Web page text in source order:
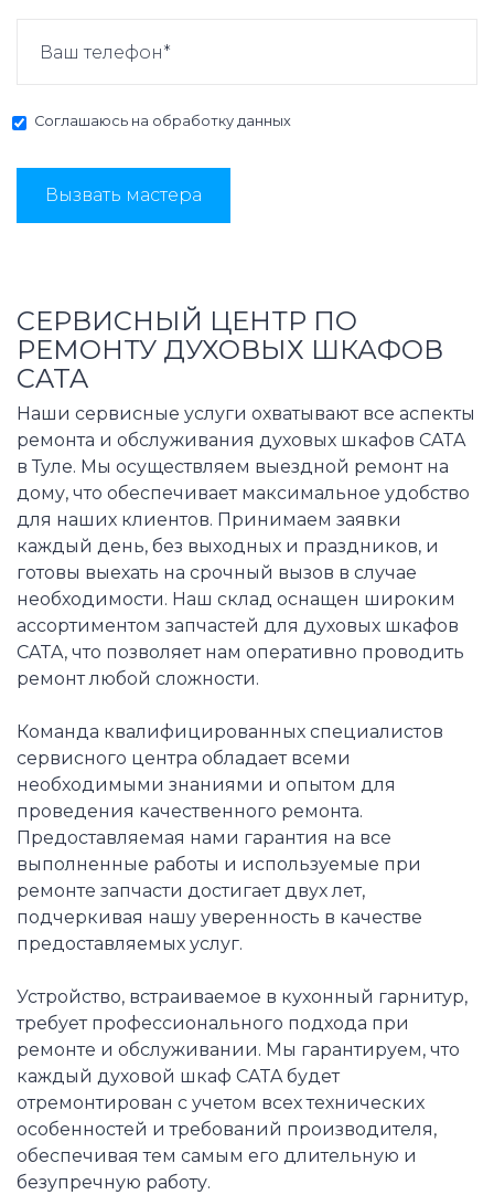
Соглашаюсь на обработку данных
Вызвать мастера
СЕРВИСНЫЙ ЦЕНТР ПО
РЕМОНТУ ДУХОВЫХ ШКАФОВ
CATA
Наши сервисные услуги охватывают все аспекты
ремонта и обслуживания духовых шкафов CATA
в Туле. Мы осуществляем выездной ремонт на
дому, что обеспечивает максимальное удобство
для наших клиентов. Принимаем заявки
каждый день, без выходных и праздников, и
готовы выехать на срочный вызов в случае
необходимости. Наш склад оснащен широким
ассортиментом запчастей для духовых шкафов
CATA, что позволяет нам оперативно проводить
ремонт любой сложности.
Команда квалифицированных специалистов
сервисного центра обладает всеми
необходимыми знаниями и опытом для
проведения качественного ремонта.
Предоставляемая нами гарантия на все
выполненные работы и используемые при
ремонте запчасти достигает двух лет,
подчеркивая нашу уверенность в качестве
предоставляемых услуг.
Устройство, встраиваемое в кухонный гарнитур,
требует профессионального подхода при
ремонте и обслуживании. Мы гарантируем, что
каждый духовой шкаф CATA будет
отремонтирован с учетом всех технических
особенностей и требований производителя,
обеспечивая тем самым его длительную и
безупречную работу.